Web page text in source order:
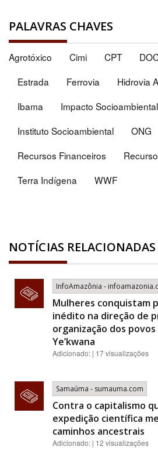
PALAVRAS CHAVES
Agrotóxico Cimi CPT
Estrada
Ferrovia
Hidrovia
Ibama
Impacto Socioambiental
Instituto Socioambiental
ONG
Recursos Financeiros
Terra Indígena
WWF
NOTÍCIAS RELACIONADAS
InfoAmazônia -
Mulheres conquistam
inédito na direção de
organização dos povos
Ye’kwana
Adicionado: | 17 visualizações
Samaúma - sumauma.com
Contra o capitalismo
expedição científica
caminhos ancestrais
Adicionado: | 12 visualizações